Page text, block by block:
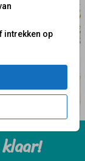
intrekken op